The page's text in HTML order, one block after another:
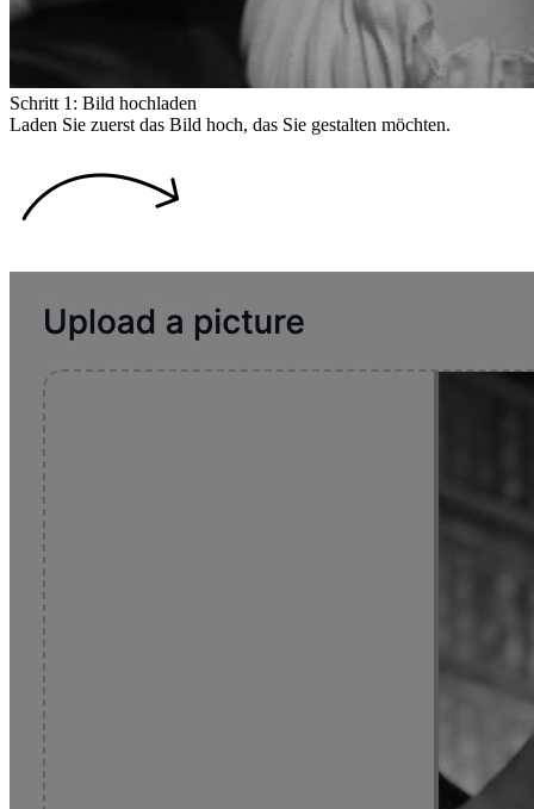
Schritt 1: Bild hochladen
Laden Sie zuerst das Bild hoch, das Sie gestalten möchten.